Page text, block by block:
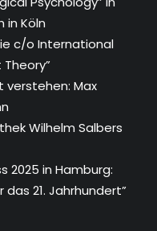
in Köln
c/o International
verstehen: Max
Wilhelm Salbers
2025 in Hamburg:
21. Jahrhundert”